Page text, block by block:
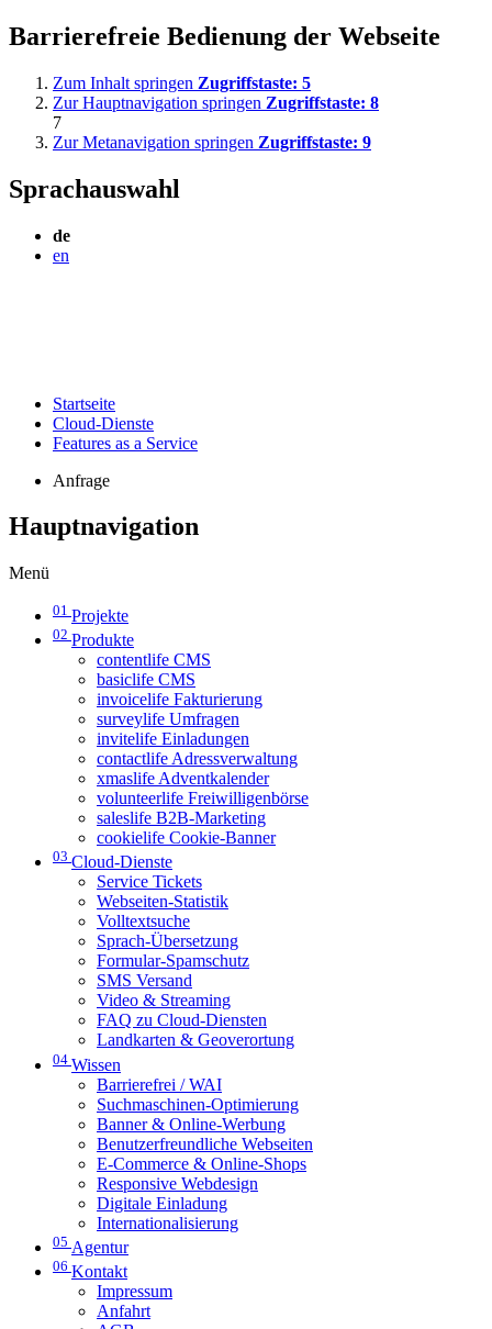
Barrierefreie Bedienung der Webseite
Zum Inhalt springen Zugriffstaste: 5
Zur Hauptnavigation springen Zugriffstaste: 8
7
Zur Metanavigation springen Zugriffstaste: 9
Sprachauswahl
de
en
Startseite
Cloud-Dienste
Features as a Service
Anfrage
Hauptnavigation
Menü
01 Projekte
02 Produkte
contentlife CMS
basiclife CMS
invoicelife Fakturierung
surveylife Umfragen
invitelife Einladungen
contactlife Adressverwaltung
xmaslife Adventkalender
volunteerlife Freiwilligenbörse
saleslife B2B-Marketing
cookielife Cookie-Banner
03 Cloud-Dienste
Service Tickets
Webseiten-Statistik
Volltextsuche
Sprach-Übersetzung
Formular-Spamschutz
SMS Versand
Video & Streaming
FAQ zu Cloud-Diensten
Landkarten & Geoverortung
04 Wissen
Barrierefrei / WAI
Suchmaschinen-Optimierung
Banner & Online-Werbung
Benutzerfreundliche Webseiten
E-Commerce & Online-Shops
Responsive Webdesign
Digitale Einladung
Internationalisierung
05 Agentur
06 Kontakt
Impressum
Anfahrt